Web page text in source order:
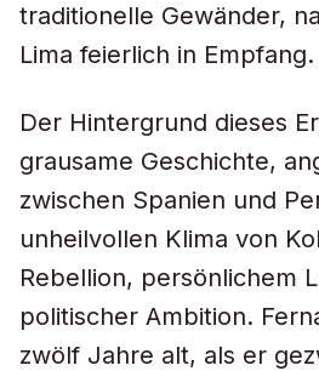
traditionelle Gewänder,
Lima feierlich in Empfang.
Der Hintergrund dieses
grausame Geschichte,
zwischen Spanien und
unheilvollen Klima von
Rebellion, persönlichem
politischer Ambition.
zwölf Jahre alt, als er